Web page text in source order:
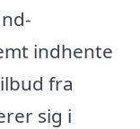
indhente
fra
sig i